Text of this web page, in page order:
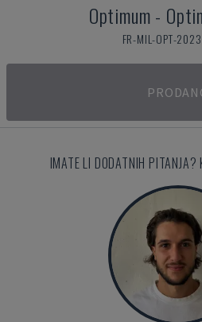
Optimum-
FR-MIL-OPT-
IMATE LI DODATNIH PITANJA?